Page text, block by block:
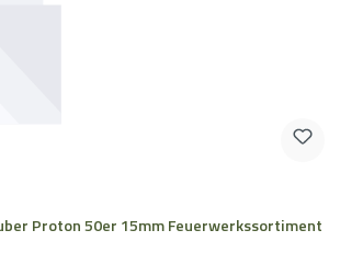
Proton 50er 15mm Feuerwerkssortiment